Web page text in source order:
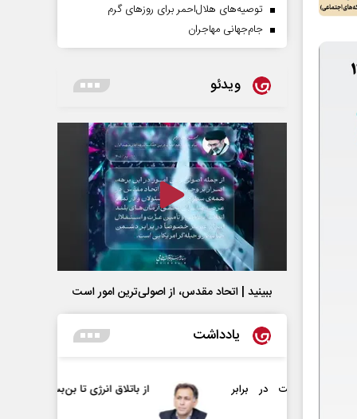
توصیه‌های هلال‌احمر برای روز‌های گرم
جام‌جهانی مهاجران
ویدئو
ببینید | اتحاد مقدس، از اصولی‌ترین امور است
یادداشت
در برابر
از باتلاق انرژی تا بن‌بست ترامپ